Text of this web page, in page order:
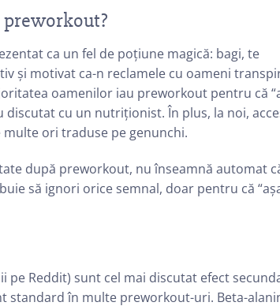
preworkout?
ca un fel de poțiune magică: bagi, te
și motivat ca-n reclamele cu oameni
oamenilor iau preworkout pentru că
discutat cu un nutriționist. În plus, la noi,
ori traduse pe genunchi.
după preworkout, nu înseamnă automat
să ignori orice semnal, doar pentru că
pe Reddit) sunt cel mai discutat efect
standard în multe preworkout-uri. Beta-